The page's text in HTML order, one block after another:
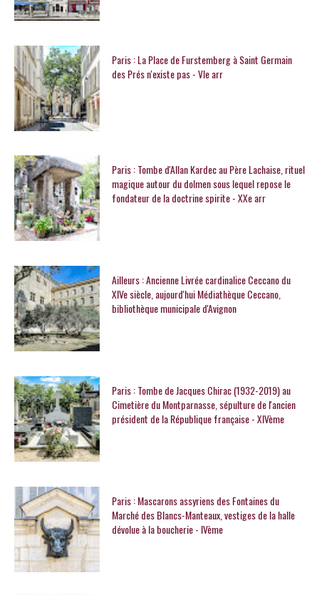
Paris : La Place de Furstemberg à Saint Germain
des Prés n'existe pas - VIe arr
Paris : Tombe d'Allan Kardec au Père Lachaise, rituel
magique autour du dolmen sous lequel repose le
fondateur de la doctrine spirite - XXe arr
Ailleurs : Ancienne Livrée cardinalice Ceccano du
XIVe siècle, aujourd'hui Médiathèque Ceccano,
bibliothèque municipale d'Avignon
Paris : Tombe de Jacques Chirac (1932-2019) au
Cimetière du Montparnasse, sépulture de l'ancien
président de la République française - XIVème
Paris : Mascarons assyriens des Fontaines du
Marché des Blancs-Manteaux, vestiges de la halle
dévolue à la boucherie - IVème